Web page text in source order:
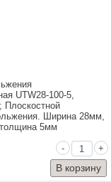
UTW28-100-5,
Плоскостной
Ширина 28мм,
5мм
- +